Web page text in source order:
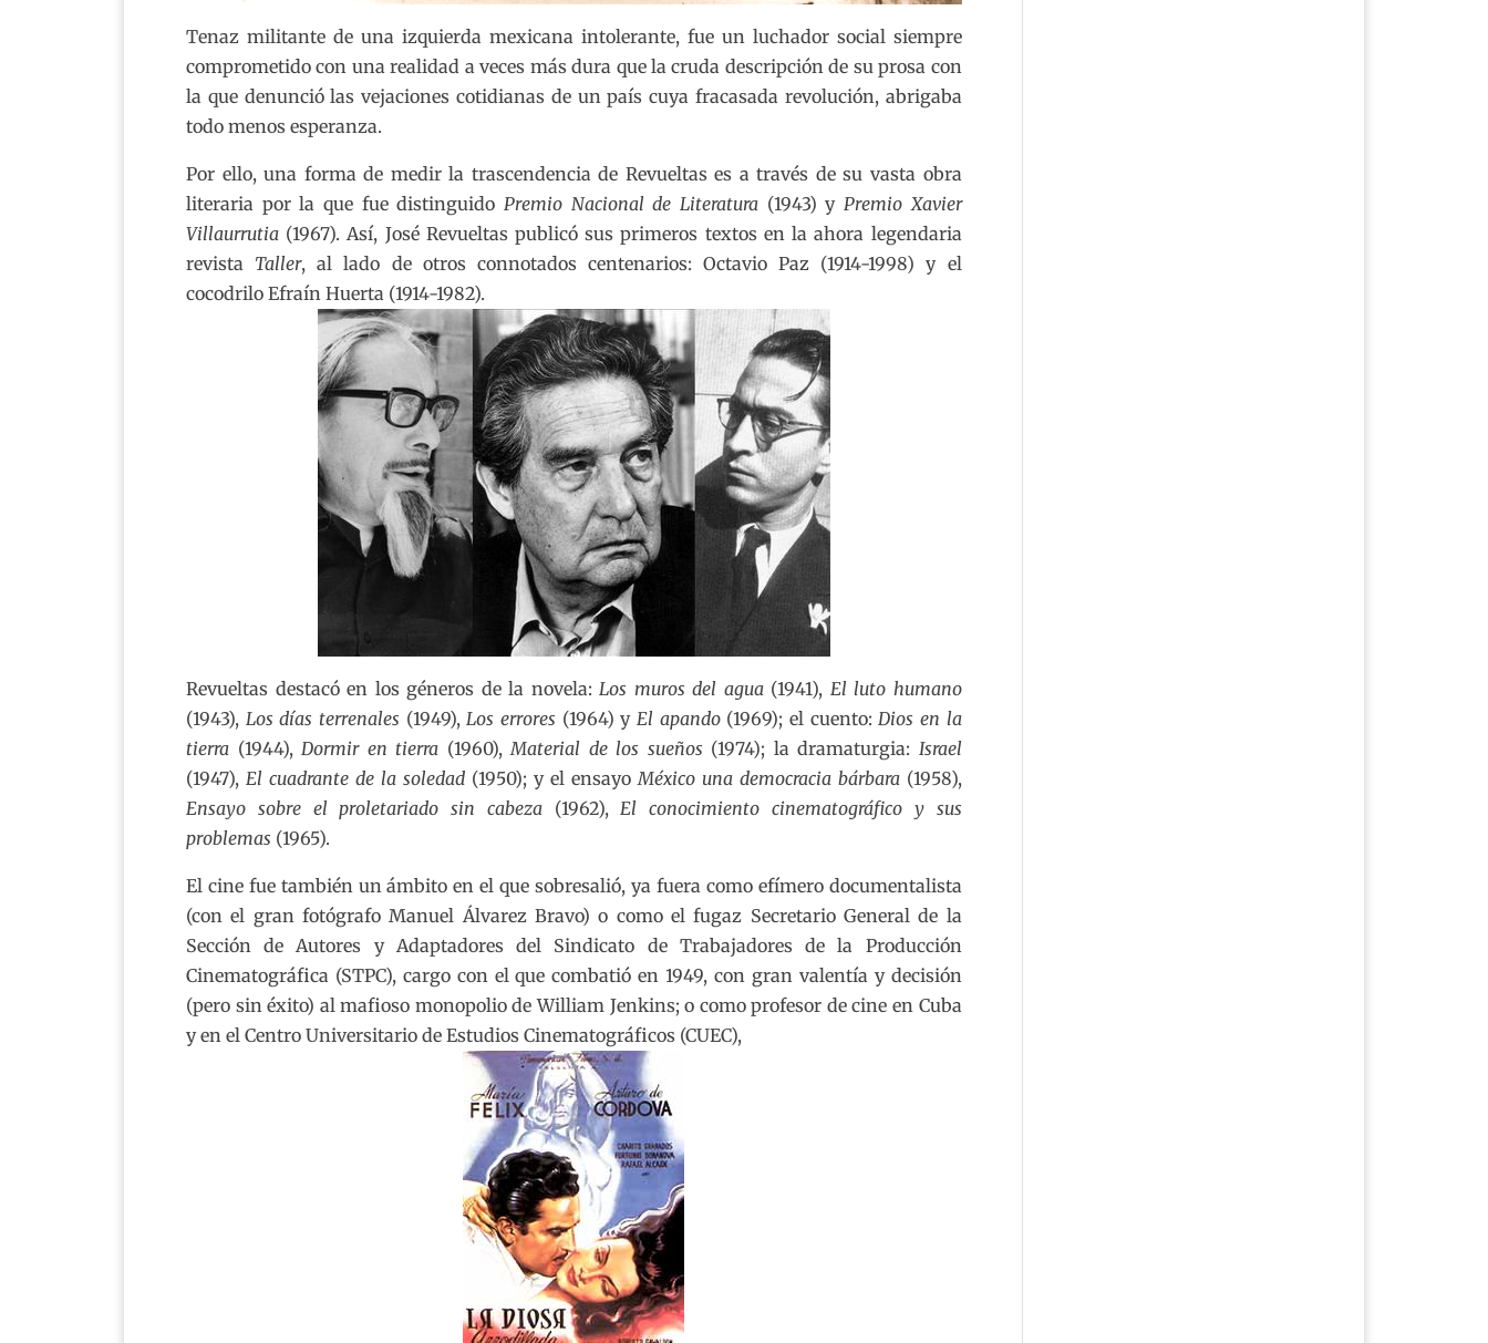
Tenaz militante de una izquierda mexicana intolerante, fue un luchador social siempre
comprometido con una realidad a veces más dura que la cruda descripción de su prosa con
la que denunció las vejaciones cotidianas de un país cuya fracasada revolución, abrigaba
todo menos esperanza.
Por ello, una forma de medir la trascendencia de Revueltas es a través de su vasta obra
literaria por la que fue distinguido Premio Nacional de Literatura(1943) y Premio Xavier
Villaurrutia (1967). Así, José Revueltas publicó sus primeros textos en la ahora legendaria
revista Taller, al lado de otros connotados centenarios: Octavio Paz (1914-1998) y el
cocodrilo Efraín Huerta (1914-1982).
Revueltas destacó en los géneros de la novela: Los muros del agua (1941), El luto humano
(1943), Los días terrenales (1949), Los errores (1964) yEl apando(1969); el cuento: Dios en la
tierra (1944), Dormir en tierra (1960), Material de los sueños (1974); la dramaturgia: Israel
(1947), El cuadrante de la soledad(1950); y el ensayo México una democracia bárbara(1958),
Ensayo sobre el proletariado sin cabeza (1962), El conocimiento cinematográfico y sus
problemas (1965).
El cine fue también un ámbito en el que sobresalió, ya fuera como efímero documentalista
(con el gran fotógrafo Manuel Álvarez Bravo) o como el fugaz Secretario General de la
Sección de Autores y Adaptadores del Sindicato de Trabajadores de la Producción
Cinematográfica (STPC), cargo con el que combatió en 1949, con gran valentía y decisión
(pero sin éxito) al mafioso monopolio de William Jenkins; o como profesor de cine en Cuba
y en el Centro Universitario de Estudios Cinematográficos (CUEC),